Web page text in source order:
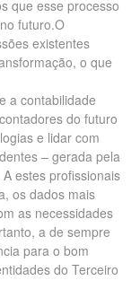
que esse processo
futuro.O
existentes
o que
a contabilidade
do futuro
e lidar com
– gerada pela
estes profissionais
os dados mais
as necessidades
a de sempre
para o bom
do Terceiro